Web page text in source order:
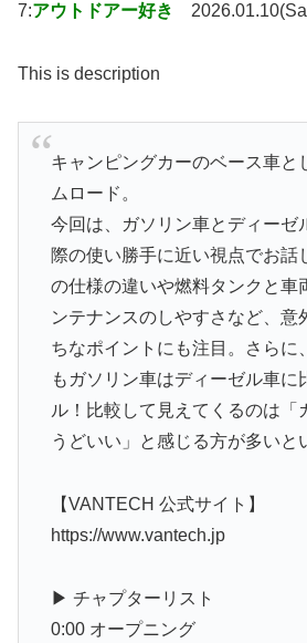
7:アウトドアー好き
This is description
キャンピングカーのベース車と
ムロード。
今回は、ガソリン車とディーゼ
際の使い勝手に近い視点でお話
の仕様の違いや燃料タンクと車
ンテナンスのしやすさなど、意
ちなポイントにも注目。さらに
もガソリン車はディーゼル車に
ル！比較して見えてくるのは「
うどいい」と感じる方が多いと
【VANTECH 公式サイト】
https://www.vantech.jp
▶︎ チャプターリスト
0:00 オープニング